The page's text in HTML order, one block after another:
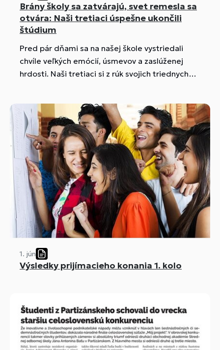
Brány školy sa zatvárajú, svet remesla sa
otvára: Naši tretiaci úspešne ukončili
štúdium
Pred pár dňami sa na našej škole vystriedali
chvíle veľkých emócií, úsmevov a zaslúženej
hrdosti. Naši tretiaci si z rúk svojich triednych
1. jún
Výsledky prijímacieho konania 1. kolo